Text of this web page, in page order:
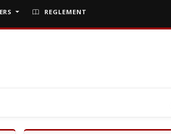
REGLEMENT